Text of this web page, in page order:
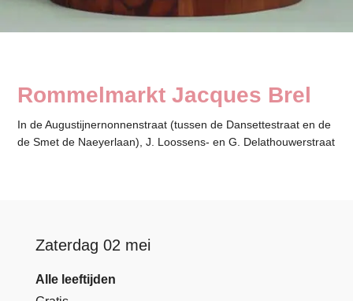
Rommelmarkt Jacques Brel
In de Augustijnernonnenstraat (tussen de Dansettestraat en de
de Smet de Naeyerlaan), J. Loossens- en G. Delathouwerstraat
Zaterdag 02 mei
Alle leeftijden